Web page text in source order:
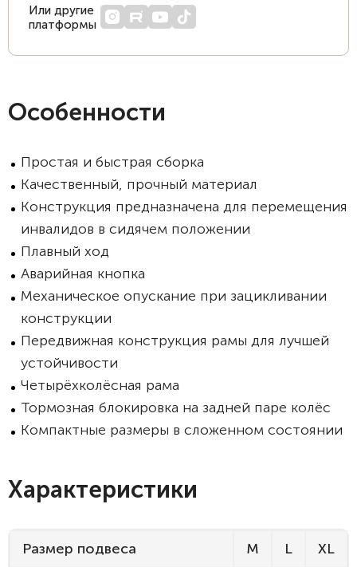
Или другие
платформы
Особенности
Простая и быстрая сборка
Качественный, прочный материал
Конструкция предназначена для перемещения
инвалидов в сидячем положении
Плавный ход
Аварийная кнопка
Механическое опускание при зацикливании
конструкции
Передвижная конструкция рамы для лучшей
устойчивости
Четырёхколёсная рама
Тормозная блокировка на задней паре колёс
Компактные размеры в сложенном состоянии
Характеристики
Размер подвеса M L XL